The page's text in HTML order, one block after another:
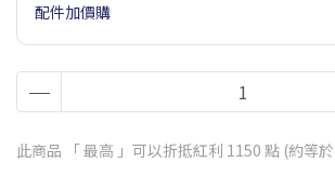
配件加價購
此商品 「 最高 」可以折抵紅利 1150 點 (約等於